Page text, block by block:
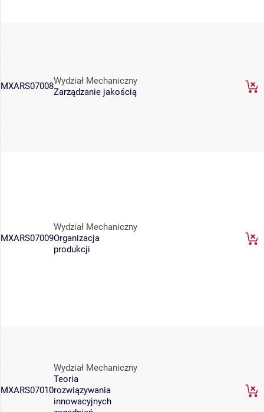
MXARS07008Wydział Mechaniczny
Zarządzanie jakością
MXARS07009
Wydział Mechaniczny
Organizacja
produkcji
MXARS07010
Wydział Mechaniczny
Teoria
rozwiązywania
innowacyjnych